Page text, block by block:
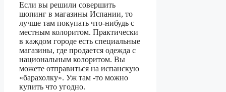
Если вы решили совершить
шопинг в магазины Испании, то
лучше там покупать что-нибудь с
местным колоритом. Практически
в каждом городе есть специальные
магазины, где продается одежда с
национальным колоритом. Вы
можете отправиться на испанскую
«барахолку». Уж там -то можно
купить что угодно.